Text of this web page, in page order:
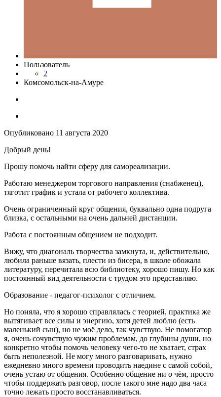
Пользователь
2
Комсомольск-на-Амуре
Опубликовано 11 августа 2020
Добрый день!
Прошу помочь найти сферу для самореализации.
Работаю менеджером торгового направления (снабженец),
тяготит график и устала от рабочего коллектива.
Очень ограниченный круг общения, буквально одна подруга
близка, с остальными на очень дальней дистанции.
Работа с постоянным общением не подходит.
Вижу, что диагональ творчества замкнута, и, действительно,
любила раньше вязать, плести из бисера, в школе обожала
литературу, перечитала всю библиотеку, хорошо пишу. Но как
постоянный вид деятельности с трудом это представляю.
Образование - педагог-психолог с отличием.
Но поняла, что я хорошо справлялась с теорией, практика же
вытягивает все силы и энергию, хотя детей люблю (есть
маленький сын), но не моё дело, так чувствую. Не помогатор
я, очень сочувствую чужим проблемам, до глубины души, но
конкретно чтобы помочь человеку чего-то не хватает, страх
быть неполезной. Не могу много разговаривать, нужно
ежедневно много времени проводить наедине с самой собой,
очень устаю от общения. Особенно общение ни о чём, просто
чтобы поддержать разговор, после такого мне надо два часа
точно лежать просто восстанавливаться.